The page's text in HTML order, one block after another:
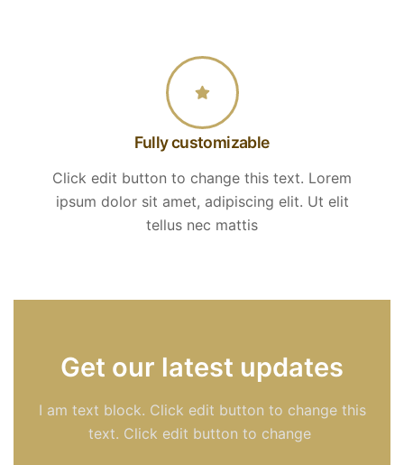
Fully customizable
Click edit button to change this text. Lorem
ipsum dolor sit amet, adipiscing elit. Ut elit
tellus nec mattis
Get our latest updates
I am text block. Click edit button to change this
text. Click edit button to change